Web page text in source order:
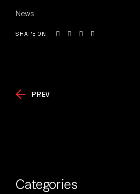
News
SHARE ON
PREV
Categories